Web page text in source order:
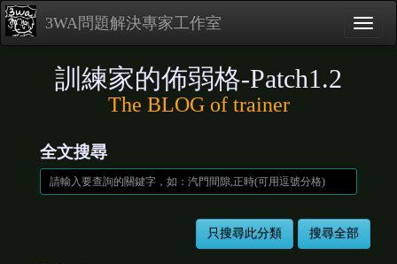
3WA問題解決專家工作室
訓練家的佈弱格-Patch1.2
The BLOG of trainer
全文搜尋